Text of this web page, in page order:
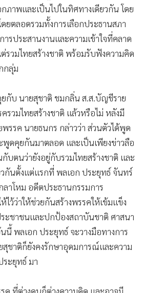
ภาพและเป็นไปในทิศทางเดียวกัน โดย
ยตลอดรวมทั้งการเลือกประธานสภา
รประสานงานและความเข้าใจที่คลาด
รวมไทยสร้างชาติ พร้อมรับฟังความคิด
กลุ่ม
ยกับ นายสุชาติ ชมกลิ่น ส.ส.บัญชีราย
รวมไทยสร้างชาติ แล้วหรือไม่ หลังมี
พรรค นายธนกร กล่าวว่า ส่วนตัวได้พูด
ดคุยกันมาตลอด และเป็นเพียงข่าวลือ
บตนว่ายังอยู่กับรวมไทยสร้างชาติ และ
กันตั้งแต่แรกที่ พลเอก ประยุทธ์ จันทร์
ลาโหม อดีตประธานกรรมการ
ไว้ว่าให้ช่วยกันสร้างพรรคให้เข้มแข็ง
ะชาชนและปกป้องสถาบันชาติ ศาสนา
พลเอก ประยุทธ์ จะวางมือทางการ
สุชาติก็ยังคงรักษาอุดมการณ์และความ
ระยุทธ์ มา